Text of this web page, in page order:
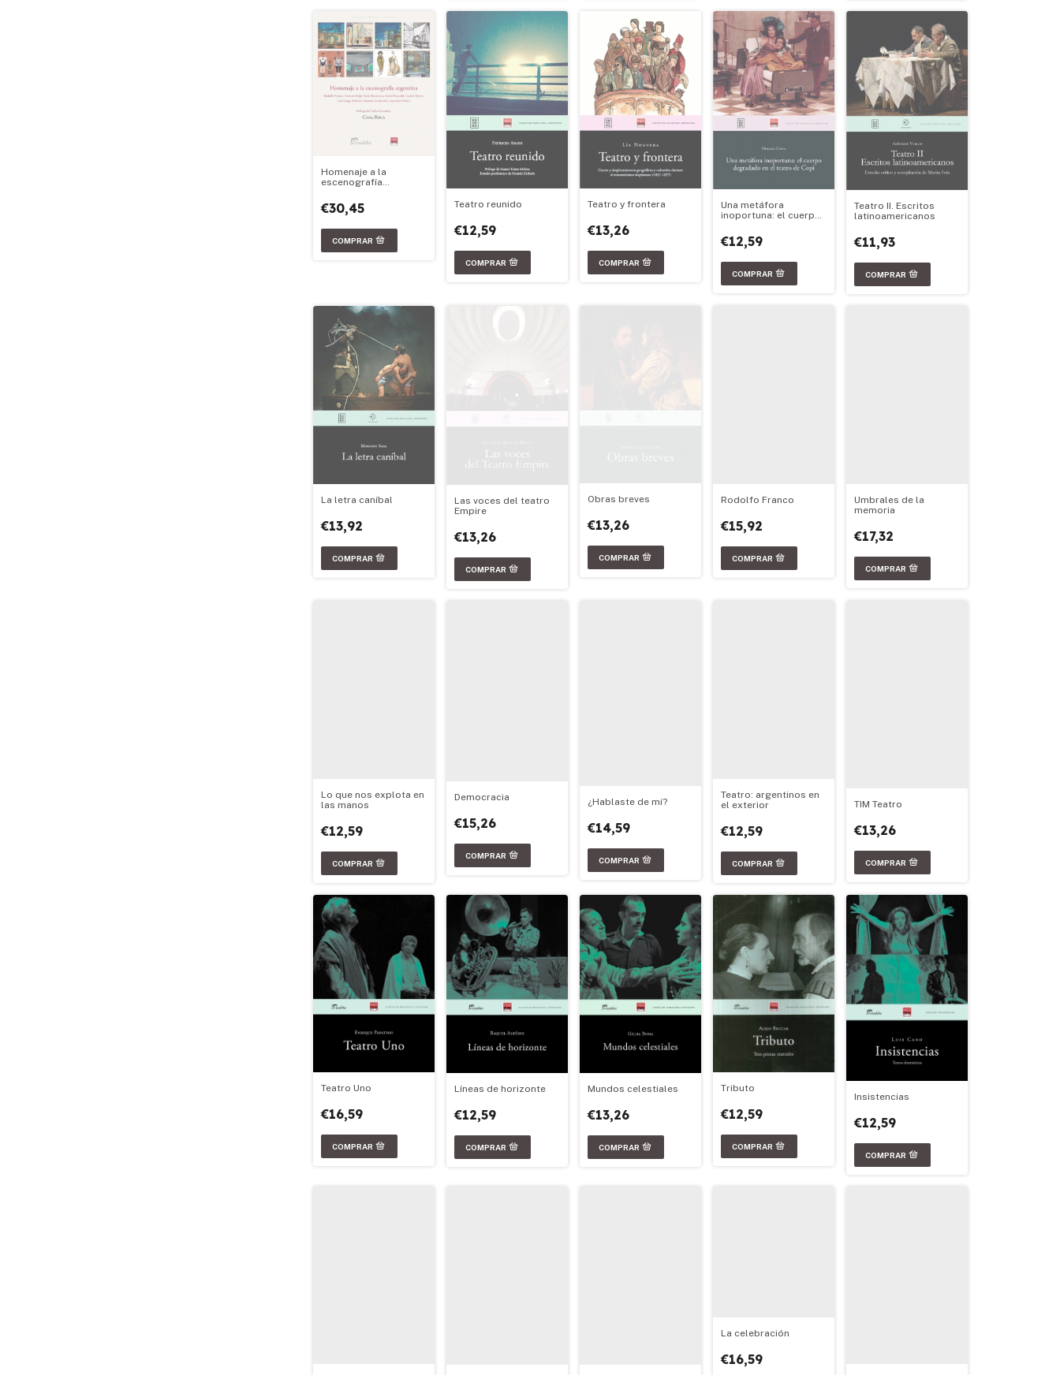
Homenaje a la
escenografía
€30,45 Teatro reunido
€12,59
Teatro y frontera
€13,26
Una metáfora
inoportuna: el cuerpo
teatro de Copi
€12,59
Teatro II. Escritos
latinoamericanos
€11,93
La letra caníbal
€13,92
Las voces del teatro
Empire
€13,26
Obras breves
€13,26
Rodolfo Franco
€15,92
Umbrales de la
memoria
€17,32
Lo que nos explota en
las manos
€12,59
Democracia
€15,26
¿Hablaste de mí?
€14,59
Teatro: argentinos en
el exterior
€12,59
TIM Teatro
€13,26
Teatro Uno
€16,59
Líneas de horizonte
€12,59
Mundos celestiales
€13,26
Tributo
€12,59
Insistencias
€12,59
La celebración
€16,59